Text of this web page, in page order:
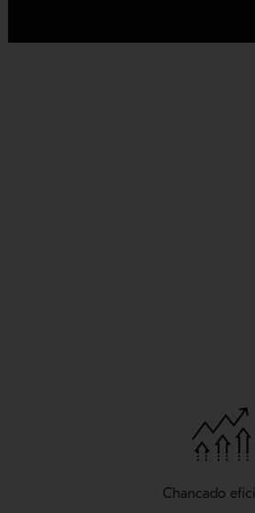
Chancado